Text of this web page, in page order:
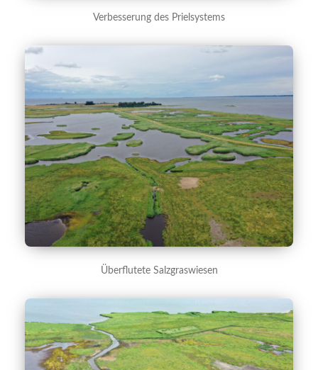
Verbesserung des Prielsystems
Überflutete Salzgraswiesen